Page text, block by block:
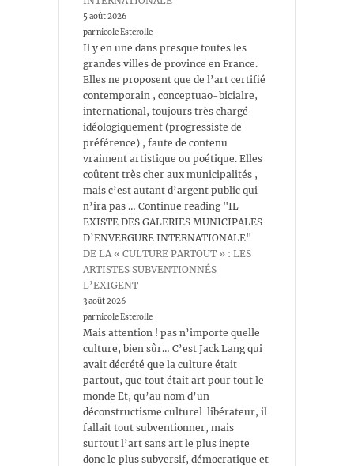
5 août 2026
par nicole Esterolle
Il y en une dans presque toutes les
grandes villes de province en France.
Elles ne proposent que de l’art certifié
contemporain , conceptuao-bicialre,
international, toujours très chargé
idéologiquement (progressiste de
préférence) , faute de contenu
vraiment artistique ou poétique. Elles
coûtent très cher aux municipalités ,
mais c’est autant d’argent public qui
n’ira pas … Continue reading "IL
EXISTE DES GALERIES MUNICIPALES
D’ENVERGURE INTERNATIONALE"
DE LA « CULTURE PARTOUT » : LES
ARTISTES SUBVENTIONNÉS
L’EXIGENT
3 août 2026
par nicole Esterolle
Mais attention ! pas n’importe quelle
culture, bien sûr… C’est Jack Lang qui
avait décrété que la culture était
partout, que tout était art pour tout le
monde Et, qu’au nom d’un
déconstructisme culturel libérateur, il
fallait tout subventionner, mais
surtout l’art sans art le plus inepte
donc le plus subversif, démocratique et